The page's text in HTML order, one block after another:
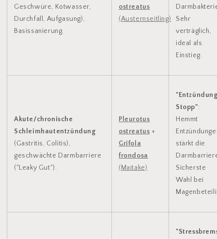
Geschwüre, Kotwasser,
Durchfall, Aufgasung),
Basissanierung.
ostreatus
(Austernseitling)
Sehr
verträglich,
ideal als
Einstieg.
Akute/chronische
Schleimhautentzündung
(Gastritis, Colitis),
geschwächte Darmbarriere
("Leaky Gut").
Pleurotus
ostreatus +
Grifola
frondosa
(Maitake)
Stopp":
Hemmt
stärkt die
Sicherste
Wahl bei